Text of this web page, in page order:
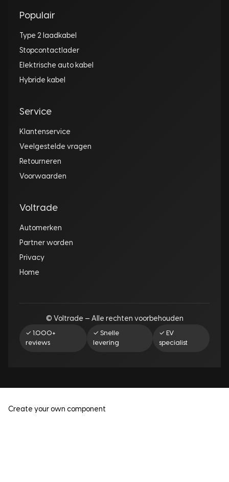
Populair
Type 2 laadkabel
Stopcontactlader
Elektrische auto kabel
Hybride kabel
Service
Klantenservice
Veelgestelde vragen
Retourneren
Voorwaarden
Voltrade
Automerken
Partner worden
Privacy
Home
© Voltrade — Alle rechten voorbehouden
✓ 1.000+
reviews
✓ Snelle
levering
✓ EV
specialist
Create your own component